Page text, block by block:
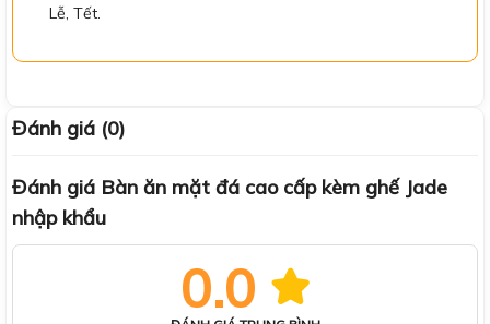
Lễ, Tết.
Đánh giá (0)
Đánh giá Bàn ăn mặt đá cao cấp kèm ghế Jade
nhập khẩu
0.0